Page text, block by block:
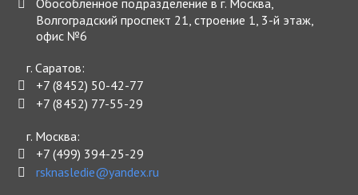
Волгоградский проспект 21, строение 1, 3-й этаж,
офис №6
г. Саратов:
+7 (8452) 50-42-77
+7 (8452) 77-55-29
г. Москва:
+7 (499) 394-25-29
rsknasledie@yandex.ru